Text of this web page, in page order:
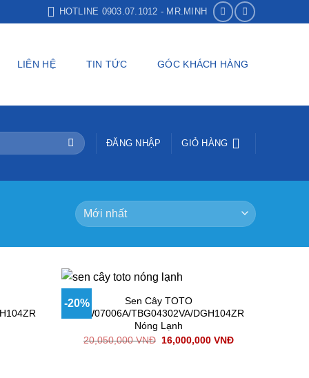
HOTLINE 0903.07.1012 - MR.MINH
LIÊN HỆ TIN TỨC GÓC KHÁCH HÀNG
ĐĂNG NHẬP GIỎ HÀNG
-20%
Sen Cây TOTO
TBW07006A/TBG04302VA/DGH104ZR
Nóng Lạnh
20,050,000VNĐ 16,000,000VNĐ